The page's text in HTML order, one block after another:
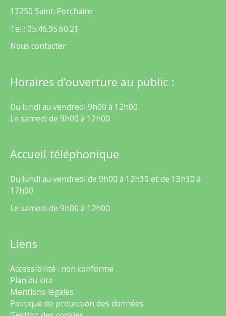
17250 Saint-Porchaire
Tel : 05.46.95.60.21
Nous contacter
Horaires d’ouverture au public :
Du lundi au vendredi 9h00 à 12h00
Le samedi de 9h00 à 12h00
Accueil téléphonique
Du lundi au vendredi de 9h00 à 12h30 et de 13h30 à
17h00
Le samedi de 9h00 à 12h00
Liens
Accessibilité : non conforme
Plan du site
Mentions légales
Politique de protection des données